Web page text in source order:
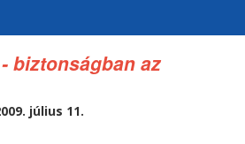
biztonságban az
július 11.